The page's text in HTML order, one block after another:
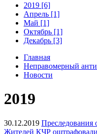
2019 [6]
Апрель [1]
Май [1]
Октябрь [1]
Декабрь [3]
Главная
Неправомерный
Новости
2019
30.12.2019
Жителей КЧР